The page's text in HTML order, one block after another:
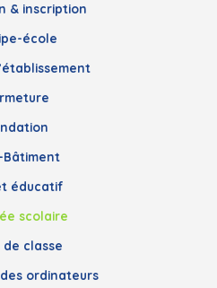
& inscription
école
éducatif
scolaire
de classe
ordinateurs